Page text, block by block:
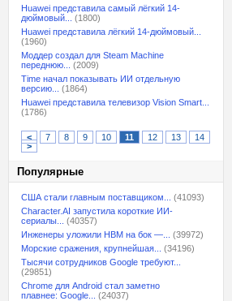
Huawei представила самый лёгкий 14-
дюймовый...
(1800)
Huawei представила лёгкий 14-дюймовый...
(1960)
Моддер создал для Steam Machine
переднюю...
(2009)
Time начал показывать ИИ отдельную
версию...
(1864)
Huawei представила телевизор Vision Smart...
(1786)
< 7 8 9 10 11 12 13
14
>
Популярные
США стали главным поставщиком...
(41093)
Character.AI запустила короткие ИИ-
сериалы...
(40357)
Инженеры уложили HBM на бок —...
(39972)
Морские сражения, крупнейшая...
(34196)
Тысячи сотрудников Google требуют...
(29851)
Chrome для Android стал заметно
плавнее: Google...
(24037)